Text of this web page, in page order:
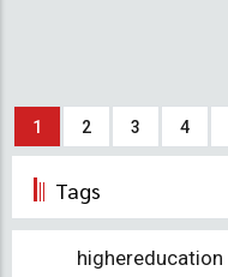
Sayfalama
Şu
kullanılan
1 Sayfa
2 Sayfa
3 Sayfa
4
Tags
highereducation